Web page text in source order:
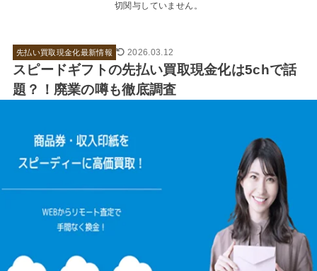
切関与していません。
先払い買取現金化最新情報 2026.03.12
スピードギフトの先払い買取現金化は5chで話
題？！廃業の噂も徹底調査